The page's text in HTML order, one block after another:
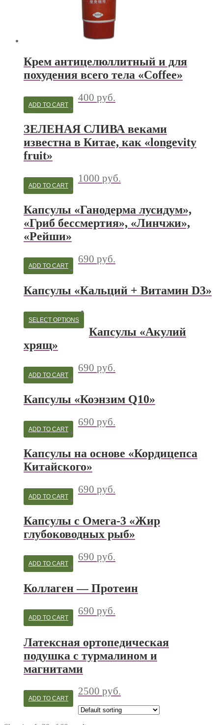
Крем антицелюллитный и для
похудения всего тела «Coffee»
400 руб.
ADD TO CART
ЗЕЛЕНАЯ СЛИВА веками
известна в Китае, как «longevity
fruit»
1000 руб.
ADD TO CART
Капсулы «Ганодерма лусидум»,
«Гриб бессмертия», «Линчжи»,
«Рейши»
690 руб.
ADD TO CART
Капсулы «Кальций + Витамин D3»
SELECT OPTIONS
Капсулы «Акулий
хрящ»
690 руб.
ADD TO CART
Капсулы «Коэнзим Q10»
690 руб.
ADD TO CART
Капсулы на основе «Кордицепса
Китайского»
690 руб.
ADD TO CART
Капсулы с Омега-3 «Жир
глубоководных рыб»
690 руб.
ADD TO CART
Коллаген — Протеин
690 руб.
ADD TO CART
Латексная ортопедическая
подушка с турмалином и
магнитами
2500 руб.
ADD TO CART